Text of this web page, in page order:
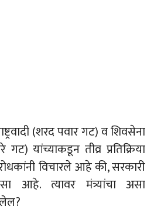
(शरद पवार गट) व शिवसेना
गट) यांच्याकडून तीव्र प्रतिक्रिया
विचारले आहे की, सरकारी
आहे. त्यावर मंत्र्यांचा असा